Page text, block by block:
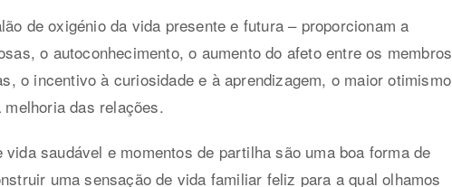
de oxigénio da vida presente e futura – proporcionam a
o autoconhecimento, o aumento do afeto entre os membros
o incentivo à curiosidade e à aprendizagem, o maior otimismo
das relações.
saudável e momentos de partilha são uma boa forma de
uma sensação de vida familiar feliz para a qual olhamos